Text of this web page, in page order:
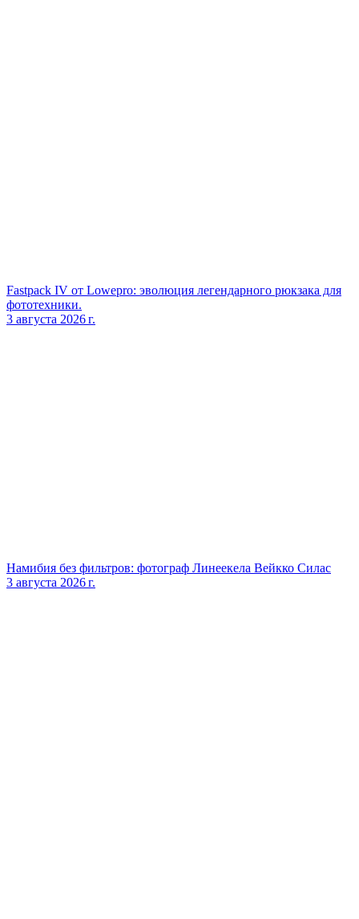
Fastpack IV от Lowepro: эволюция легендарного рюкзака для
фототехники.
3 августа 2026 г.
Намибия без фильтров: фотограф Линеекела Вейкко Силас
3 августа 2026 г.